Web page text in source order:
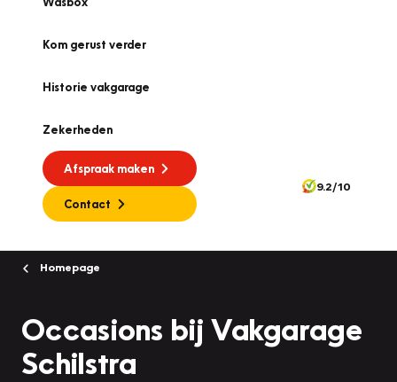
Kom gerust verder
Historie vakgarage
Zekerheden
Afspraak maken
Contact
9.2/10
Homepage
Occasions bij Vakgarage
Schilstra